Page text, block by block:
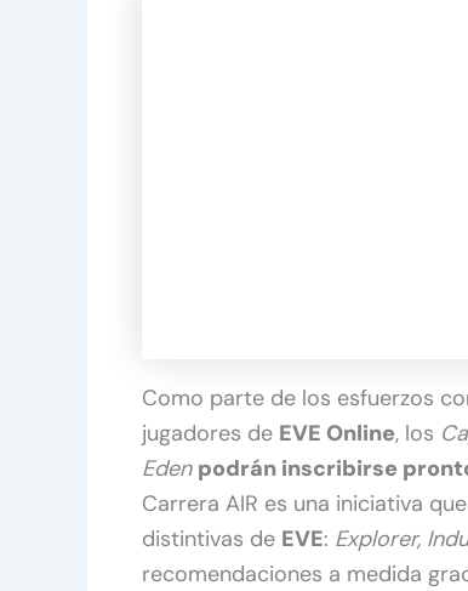
Como parte de los esfuerzos
jugadores de EVE Online, los
Eden podrán inscribirse
Carrera AIR es una iniciativa
distintivas de EVE: Explorer,
recomendaciones a medida